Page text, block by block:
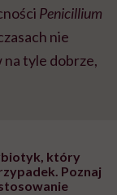
Penicillium
nie
tyle dobrze,
który
Poznaj